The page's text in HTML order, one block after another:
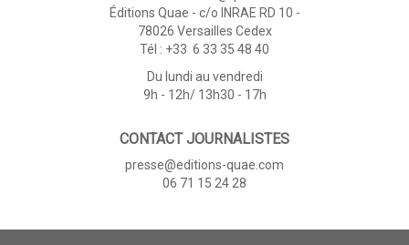
Éditions Quae - c/o INRAE RD 10 -
78026 Versailles Cedex
Tél : +33 6 33 35 48 40
Du lundi au vendredi
9h - 12h/ 13h30 - 17h
CONTACT JOURNALISTES
presse@editions-quae.com
06 71 15 24 28